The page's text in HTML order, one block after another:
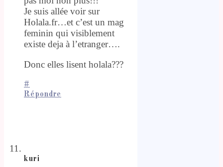
Je suis allée voir sur
Holala.fr…et c’est un mag
feminin qui visiblement
existe deja à l’etranger….
Donc elles lisent holala???
#
Répondre
kuri